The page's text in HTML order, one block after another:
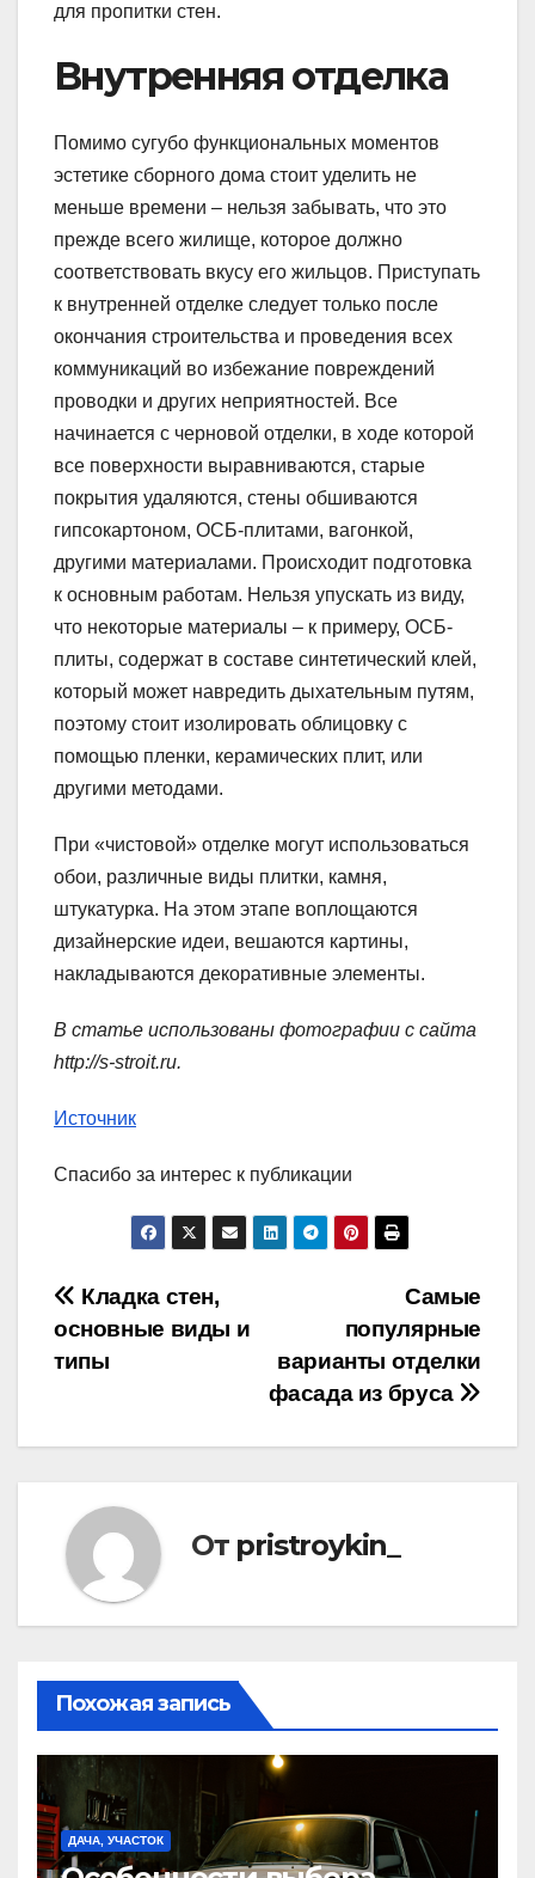
для пропитки стен.
Внутренняя отделка
Помимо сугубо функциональных моментов
эстетике сборного дома стоит уделить не
меньше времени – нельзя забывать, что это
прежде всего жилище, которое должно
соответствовать вкусу его жильцов. Приступать
к внутренней отделке следует только после
окончания строительства и проведения всех
коммуникаций во избежание повреждений
проводки и других неприятностей. Все
начинается с черновой отделки, в ходе которой
все поверхности выравниваются, старые
покрытия удаляются, стены обшиваются
гипсокартоном, ОСБ-плитами, вагонкой,
другими материалами. Происходит подготовка
к основным работам. Нельзя упускать из виду,
что некоторые материалы – к примеру, ОСБ-
плиты, содержат в составе синтетический клей,
который может навредить дыхательным путям,
поэтому стоит изолировать облицовку с
помощью пленки, керамических плит, или
другими методами.
При «чистовой» отделке могут использоваться
обои, различные виды плитки, камня,
штукатурка. На этом этапе воплощаются
дизайнерские идеи, вешаются картины,
накладываются декоративные элементы.
В статье использованы фотографии с сайта
http://s-stroit.ru.
Источник
Спасибо за интерес к публикации
Навигация
по
Самые
популярные
варианты отделки
фасада из бруса
Кладка стен,
основные виды и
типы
От pristroykin_
Похожая запись
ДАЧА, УЧАСТОК